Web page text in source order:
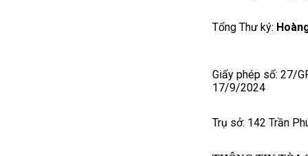
Tổng Thư ký:
Giấy phép số: 27/
17/9/2024
Trụ sở: 142 Trần